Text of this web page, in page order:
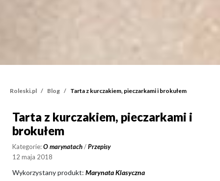
Roleski.pl Blog Tarta z kurczakiem, pieczarkami i brokułem
Tarta z kurczakiem,
Tarta z kurczakiem, pieczarkami i
brokułem
Kategorie:O marynatach/Przepisy
12 maja 2018
Wykorzystany produkt: Marynata Klasyczna